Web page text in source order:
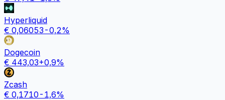
Hyperliquid
€ 0,06053 -0,2%
Dogecoin
€ 443,03+0,9%
Zcash
€ 0,1710 -1,6%